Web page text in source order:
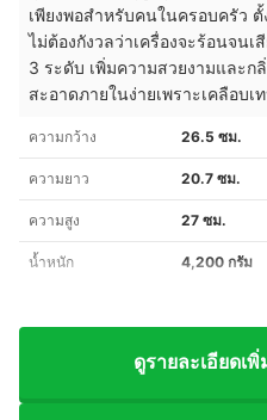
เพียงพอสำหรับคนในครอบครัว
ไม่ต้องกังวลว่าเครื่องจะร้อนจน
3 ระดับ เพิ่มความสวยงามและ
สะอาดภายในง่ายเพราะเคลือบเ
ความกว้าง 26.5 ซม.
ความยาว 20.7 ซม.
ความสูง 27 ซม.
น้ำหนัก 4,200 กรัม
ดูรายละเอียดเ